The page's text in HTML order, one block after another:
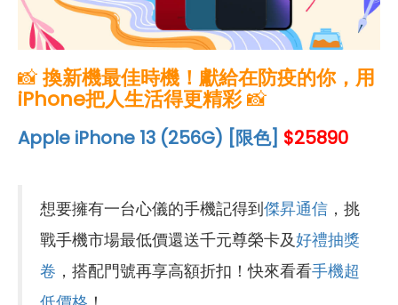
📸換新機最佳時機！ 獻給在防疫的你，用
iPhone把人生活得更精彩📸
Apple iPhone 13 (256G) [限色] $25890
想要擁有一台心儀的手機記得到傑昇通信 ，挑
戰手機市場最低價還送千元尊榮卡及好禮抽獎
卷 ，搭配門號再享高額折扣！快來看看手機超